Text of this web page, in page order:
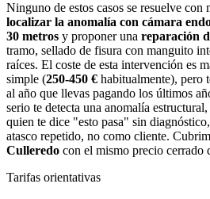
Ninguno de estos casos se resuelve con
localizar la anomalía con cámara
30 metros y proponer una reparación
tramo, sellado de fisura con manguito
raíces. El coste de esta intervención es
simple (250-450 € habitualmente), pero
al año que llevas pagando los últimos
serio te detecta una anomalía
quien te dice "esto pasa" sin
atasco repetido, no como cliente.
Culleredo con el mismo precio cerrado
Tarifas orientativas